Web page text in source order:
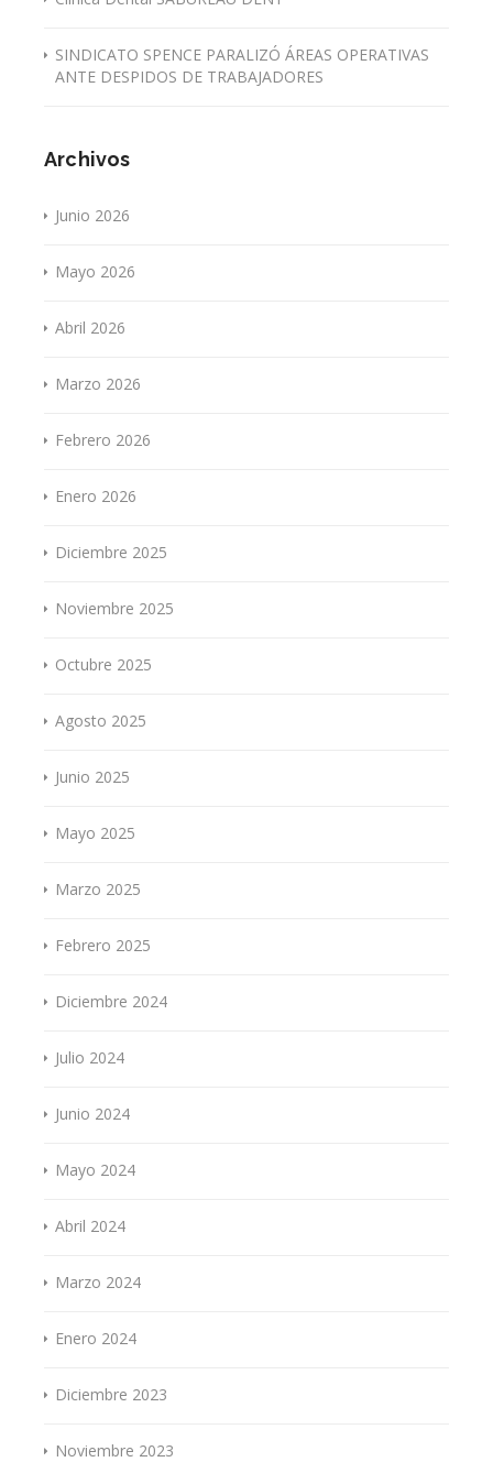
SINDICATO SPENCE PARALIZÓ ÁREAS OPERATIVAS
ANTE DESPIDOS DE TRABAJADORES
Archivos
Junio 2026
Mayo 2026
Abril 2026
Marzo 2026
Febrero 2026
Enero 2026
Diciembre 2025
Noviembre 2025
Octubre 2025
Agosto 2025
Junio 2025
Mayo 2025
Marzo 2025
Febrero 2025
Diciembre 2024
Julio 2024
Junio 2024
Mayo 2024
Abril 2024
Marzo 2024
Enero 2024
Diciembre 2023
Noviembre 2023